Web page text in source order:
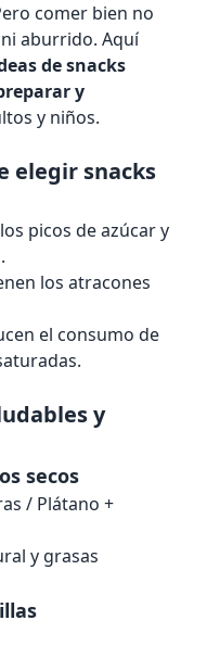
comer bien no
aburrido. Aquí
de snacks
y
y niños.
elegir snacks
picos de azúcar y
los atracones
el consumo de
y
secos
/ Plátano +
y grasas